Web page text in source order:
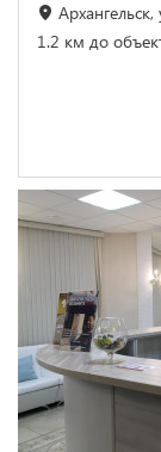
1.2 км до